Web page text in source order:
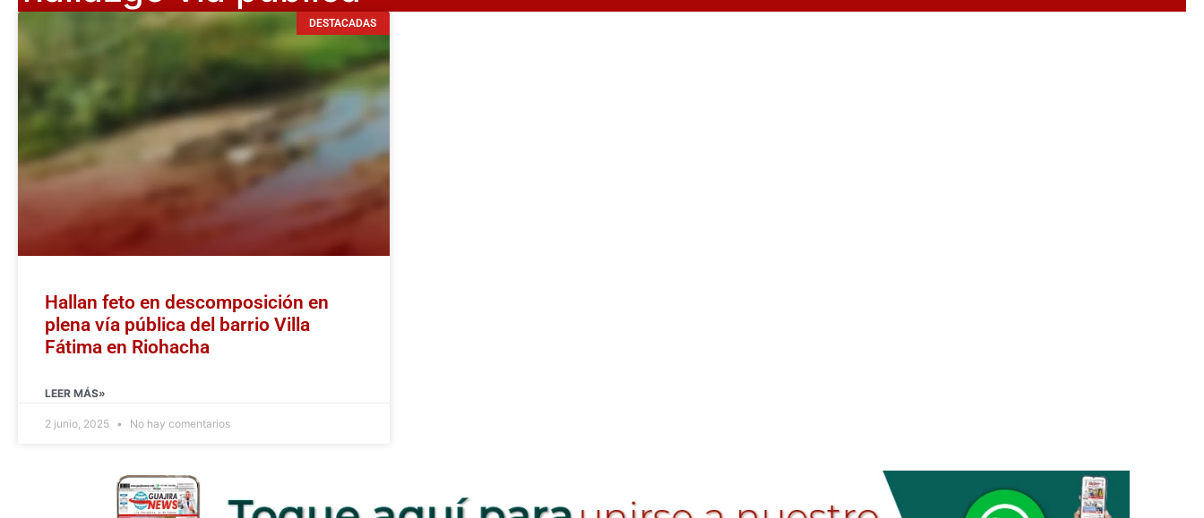
DESTACADAS
Hallan feto en descomposición en
plena vía pública del barrio Villa
Fátima en Riohacha
LEER MÁS»
2 junio, 2025 No hay comentarios